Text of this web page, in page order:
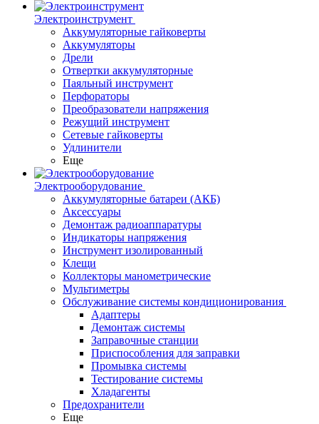
Электроинструмент
Аккумуляторные гайковерты
Аккумуляторы
Дрели
Отвертки аккумуляторные
Паяльный инструмент
Перфораторы
Преобразователи напряжения
Режущий инструмент
Сетевые гайковерты
Удлинители
Еще
Электрооборудование
Аккумуляторные батареи (АКБ)
Аксессуары
Демонтаж радиоаппаратуры
Индикаторы напряжения
Инструмент изолированный
Клещи
Коллекторы манометрические
Мультиметры
Обслуживание системы кондиционирования
Адаптеры
Демонтаж системы
Заправочные станции
Приспособления для заправки
Промывка системы
Тестирование системы
Хладагенты
Предохранители
Еще